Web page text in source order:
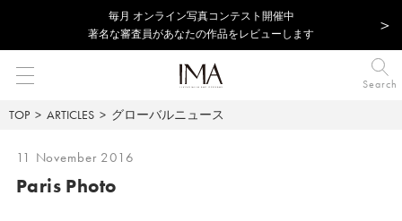
毎⽉ オンライン写真コンテスト開催中
著名な審査員があなたの作品をレビューします
Search
TOP ARTICLES グローバルニュース
11 November 2016
Paris Photo